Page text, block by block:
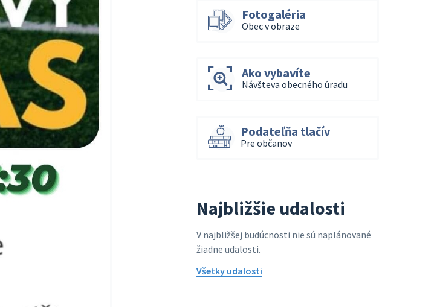
Fotogaléria
Obec v obraze
Ako vybavíte
Návšteva obecného úradu
Podateľňa tlačív
Pre občanov
Najbližšie udalosti
V najbližšej budúcnosti nie sú naplánované
žiadne udalosti.
Všetky udalosti